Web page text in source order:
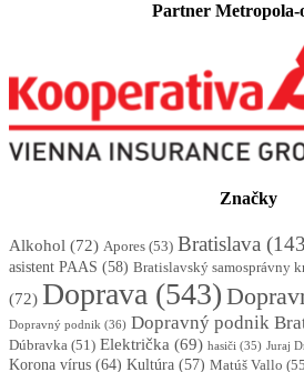
Partner Metropola-
Značky
Alkohol (72) Apores (53) Bratislava
asistent PAAS (58) Bratislavský samosprávny
(72) Doprava (543)
Dopravný podnik (36) Dopravný podnik
Dúbravka (51) Električka (69) hasiči (35) Juraj
Korona vírus (64) Kultúra (57) Matúš Vallo